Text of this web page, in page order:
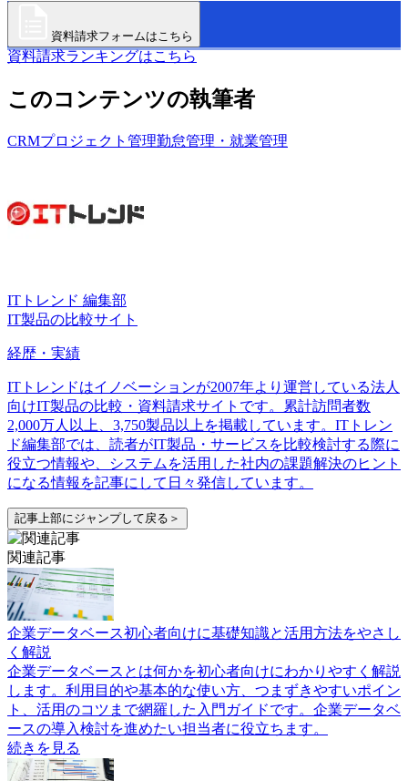
資料請求フォームはこちら
資料請求ランキングはこちら
このコンテンツの執筆者
CRMプロジェクト管理勤怠管理・就業管理
ITトレンド 編集部
IT製品の比較サイト
経歴・実績
ITトレンドはイノベーションが2007年より運営している法人
向けIT製品の比較・資料請求サイトです。累計訪問者数
2,000万人以上、3,750製品以上を掲載しています。ITトレン
ド編集部では、読者がIT製品・サービスを比較検討する際に
役立つ情報や、システムを活用した社内の課題解決のヒント
になる情報を記事にして日々発信しています。
記事上部にジャンプして戻る＞
関連記事
企業データベース初心者向けに基礎知識と活用方法をやさし
く解説
企業データベースとは何かを初心者向けにわかりやすく解説
します。利用目的や基本的な使い方、つまずきやすいポイン
ト、活用のコツまで網羅した入門ガイドです。企業データベ
ースの導入検討を進めたい担当者に役立ちます。
続きを見る